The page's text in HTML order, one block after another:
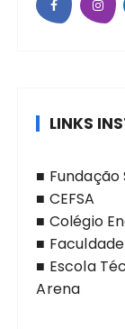
LINKS
■
■ CEFSA
■ Colégio
■
■ Escola
Arena